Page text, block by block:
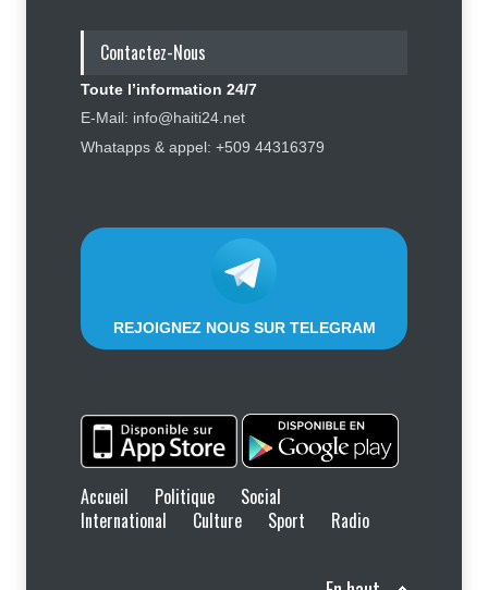
6 août 2026
Tennessee, Andy Ogles, proche de
Contactez-Nous
Toute l’information 24/7
E-Mail: info@haiti24.net
Whatapps & appel: +509 44316379
REJOIGNEZ NOUS SUR TELEGRAM
Accueil Politique
Social
International
Culture Sport Radio